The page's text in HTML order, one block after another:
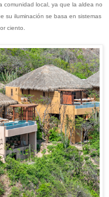
comunidad local, ya que la aldea no
su iluminación se basa en sistemas
ciento.